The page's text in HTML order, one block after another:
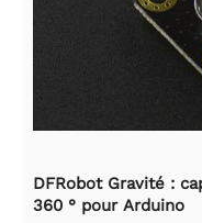
DFRobot Gravité :
360 ° pour Arduino